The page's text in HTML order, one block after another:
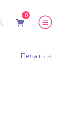
0
Печать на